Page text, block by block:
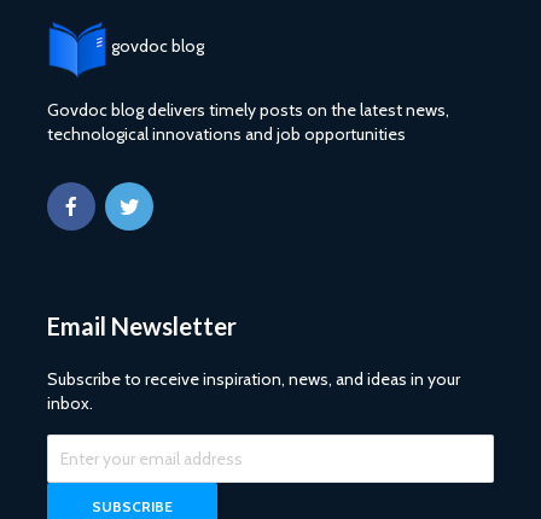
govdoc blog
Govdoc blog delivers timely posts on the latest news,
technological innovations and job opportunities
Email Newsletter
Subscribe to receive inspiration, news, and ideas in your
inbox.